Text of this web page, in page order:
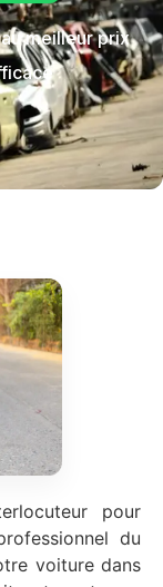
meilleur prix
pour
du
voiture dans